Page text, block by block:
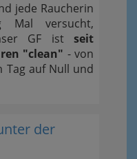
jede Raucherin
Mal versucht,
GF ist seit
"clean" - von
Tag auf Null und
der